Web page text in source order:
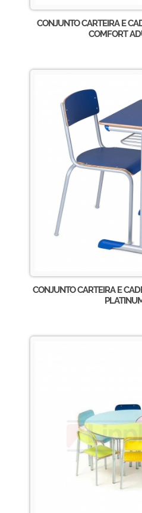
CONJUNTO CARTEIRA E
COMFORT
CONJUNTO CARTEIRA E